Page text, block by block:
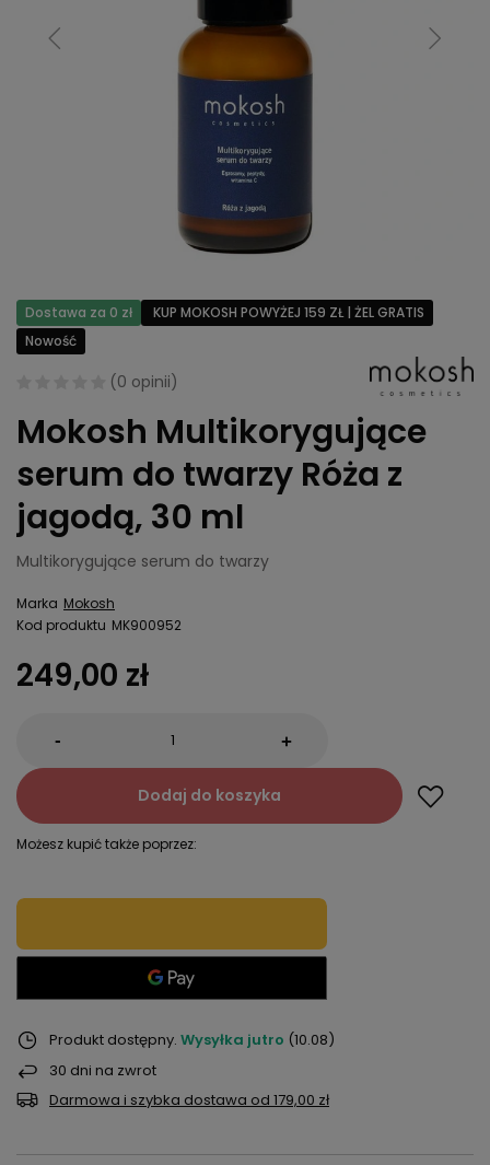
Dostawa za 0 zł
KUP MOKOSH POWYŻEJ 159 ZŁ | ŻEL GRATIS
Nowość
(0 opinii)
Mokosh Multikorygujące
serum do twarzy Róża z
jagodą, 30 ml
Multikorygujące serum do twarzy
Marka Mokosh
Kod produktu MK900952
249,00 zł
- +
Dodaj do koszyka
Możesz kupić także poprzez:
Produkt dostępny Wysyłka jutro (10.08)
30 dni na zwrot
Darmowa i szybka dostawa od 179,00 zł